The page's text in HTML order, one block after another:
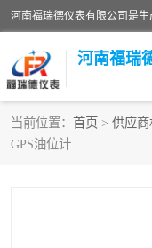
河南福瑞
当前位置： 首页 > 供应商
GPS油位计
液位计